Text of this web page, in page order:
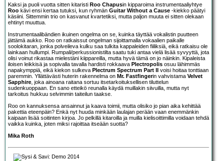
Kaksi ja puoli vuotta sitten kitaristi Roo Chapusin kipparoima instrumentaaliyhtye
Roo kävi ensi kertaa tutuksi, kun ryhmän Guitar Without a Cause -kiekko päätyi
käsiini. Sittemmin trio on kasvanut kvartetiksi, mutta paljon muuta ei sitten olekaan
ehtinyt muuttua.
Instrumentaalibändien ikuinen ongelma on se, kuinka täyttää vokalistin puutteen
jättämä aukko. Roo on ratkaissut ongelman sijoittamalla vokaalien paikalle
soolokitaran, jonka polveileva kulku saa tulkita kappaleiden fiiliksiä, eikä ratkaisu ole
lainkaan hullumpi. Rumpali/perkussionistilta saatu tuki antaa vielä lisää syvyyttä, jota
olisi voinut rikastaa mielestäni kiippareilla, mutta hyvä tämä on jo näinkin. Kipaleista
iloisen leikkisä ja sopivalla tavalla hardisti rokkaava Plectropolis osuu lähimmäs
napakymppiä, eikä kiekon sulkeva Plectrum Spectrum Part II voisi hoitaa tonttiaan
paremmin. Yllättävästi huterin rakennelma on Mr. Fastfingerin vahvistama Velvet
Sapphire , joka ainoana raitana sortuu itsetarkoituksellisen tiluttelun
sudenkuoppaan. En sano etteikö reunalla käydä muillakin siivuilla, mutta nyt
tarkoitus hukkuu selvimmin taiteilun taakse.
Roo on kannuksensa ansainnut ja kaava toimii, mutta olisiko jo pian aika kehittää
pakettia eteenpäin? Enkä nyt huuda minkään laulajan perään vaan enemmänkin
kaipaan lisää soitinten kirjoa. Jo pelkillä kitaroilla ja muilla kielisoittimilla voidaan tehdä
vaikka kuinka, joten miksi rajoittaa itseään suotta?
Mika Roth